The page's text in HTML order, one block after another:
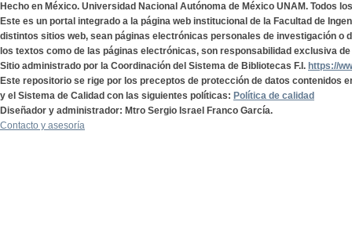
Hecho en México. Universidad Nacional Autónoma de México UNAM. Todos
Este es un portal integrado a la página web institucional de la Facultad de
distintos sitios web, sean páginas electrónicas personales de investigación o
los textos como de las páginas electrónicas, son responsabilidad exclusiva
Sitio administrado por la Coordinación del Sistema de Bibliotecas F.I. https://
Este repositorio se rige por los preceptos de protección de datos contenidos
y el Sistema de Calidad con las siguientes políticas: Política de calidad
Diseñador y administrador: Mtro Sergio Israel Franco García.
Contacto y asesoría